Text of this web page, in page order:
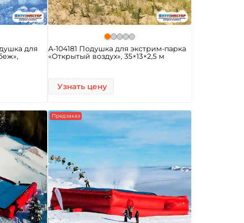
для
A-104181 Подушка для экстрим-парка
«Открытый воздух», 35×13×2,5 м
Узнать цену
Предзаказ